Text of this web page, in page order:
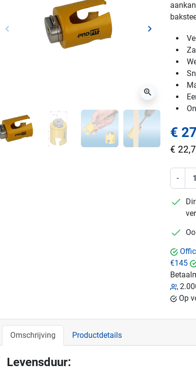
Vorige
keyboard_arrow_left Volgende
keyboard_arrow_right
zoom_in
€
€
-
€145
Op
Omschrijving Productdetails
Levensduur: